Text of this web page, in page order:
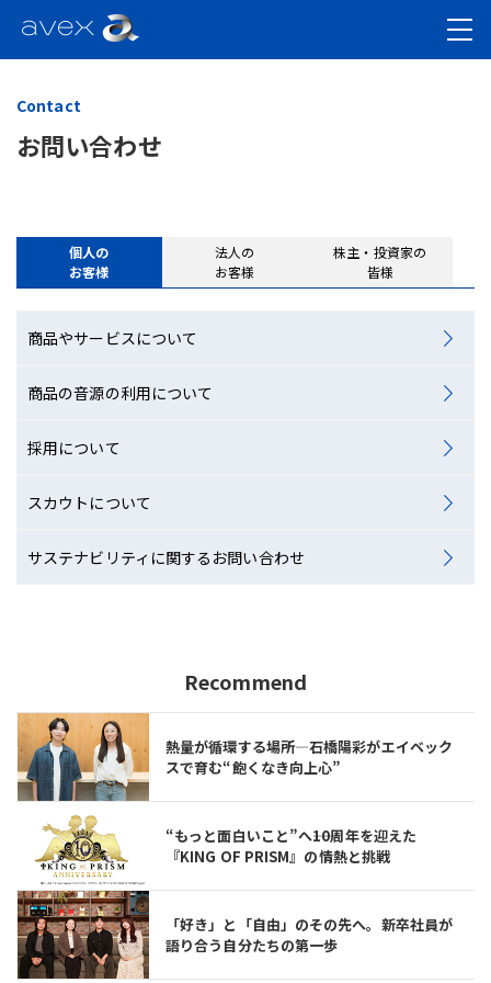
Contact
お問い合わせ
個人の
お客様
法人の
お客様
株主・投資家の
皆様
商品やサービスについて
商品の音源の利用について
採用について
スカウトについて
サステナビリティに関するお問い合わせ
Recommend
熱量が循環する場所—石橋陽彩がエイベック
スで育む“飽くなき向上心”
“もっと面白いこと”へ――10周年を迎えた
『KING OF PRISM』の情熱と挑戦
「好き」と「自由」のその先へ。新卒社員が
語り合う自分たちの第一歩